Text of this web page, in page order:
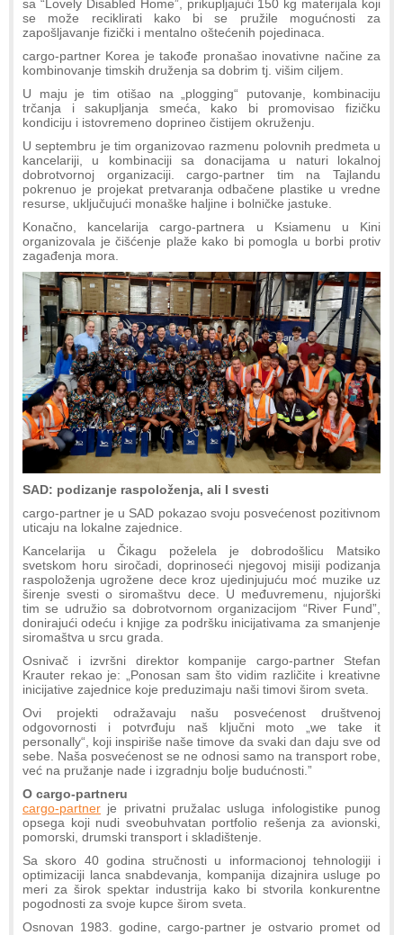
sa “Lovely Disabled Home”, prikupljajući 150 kg materijala koji
se može reciklirati kako bi se pružile mogućnosti za
zapošljavanje fizički i mentalno oštećenih pojedinaca.
cargo-partner Korea je takođe pronašao inovativne načine za
kombinovanje timskih druženja sa dobrim tj. višim ciljem.
U maju je tim otišao na „plogging“ putovanje, kombinaciju
trčanja i sakupljanja smeća, kako bi promovisao fizičku
kondiciju i istovremeno doprineo čistijem okruženju.
U septembru je tim organizovao razmenu polovnih predmeta u
kancelariji, u kombinaciji sa donacijama u naturi lokalnoj
dobrotvornoj organizaciji. cargo-partner tim na Tajlandu
pokrenuo je projekat pretvaranja odbačene plastike u vredne
resurse, uključujući monaške haljine i bolničke jastuke.
Konačno, kancelarija cargo-partnera u Ksiamenu u Kini
organizovala je čišćenje plaže kako bi pomogla u borbi protiv
zagađenja mora.
SAD: podizanje raspoloženja, ali I svesti
cargo-partner je u SAD pokazao svoju posvećenost pozitivnom
uticaju na lokalne zajednice.
Kancelarija u Čikagu poželela je dobrodošlicu Matsiko
svetskom horu siročadi, doprinoseći njegovoj misiji podizanja
raspoloženja ugrožene dece kroz ujedinjujuću moć muzike uz
širenje svesti o siromaštvu dece. U međuvremenu, njujorški
tim se udružio sa dobrotvornom organizacijom “River Fund”,
donirajući odeću i knjige za podršku inicijativama za smanjenje
siromaštva u srcu grada.
Osnivač i izvršni direktor kompanije cargo-partner Stefan
Krauter rekao je: „Ponosan sam što vidim različite i kreativne
inicijative zajednice koje preduzimaju naši timovi širom sveta.
Ovi projekti odražavaju našu posvećenost društvenoj
odgovornosti i potvrđuju naš ključni moto „we take it
personally“, koji inspiriše naše timove da svaki dan daju sve od
sebe. Naša posvećenost se ne odnosi samo na transport robe,
već na pružanje nade i izgradnju bolje budućnosti.”
O cargo-partneru
cargo-partner je privatni pružalac usluga infologistike punog
opsega koji nudi sveobuhvatan portfolio rešenja za avionski,
pomorski, drumski transport i skladištenje.
Sa skoro 40 godina stručnosti u informacionoj tehnologiji i
optimizaciji lanca snabdevanja, kompanija dizajnira usluge po
meri za širok spektar industrija kako bi stvorila konkurentne
pogodnosti za svoje kupce širom sveta.
Osnovan 1983. godine, cargo-partner je ostvario promet od